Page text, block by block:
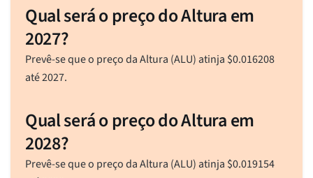
Qual será o preço do Altura em
2027?
Prevê-se que o preço da Altura (ALU) atinja $0.016208
até 2027.
Qual será o preço do Altura em
2028?
Prevê-se que o preço da Altura (ALU) atinja $0.019154